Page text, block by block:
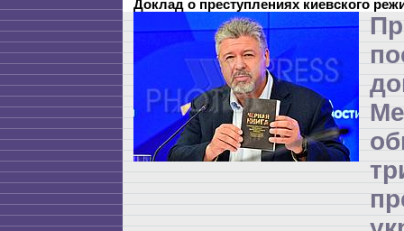
Доклад о преступлениях киевского